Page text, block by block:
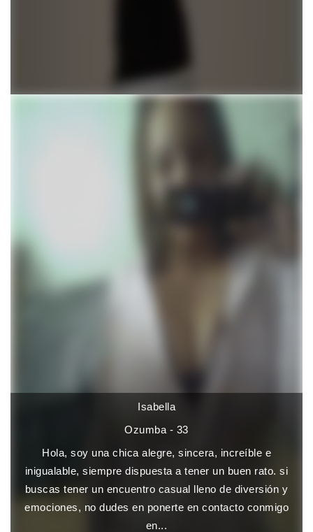
Isabella
Ozumba - 33
Hola, soy una chica alegre, sincera, increíble e
inigualable, siempre dispuesta a tener un buen rato. si
buscas tener un encuentro casual lleno de diversión y
emociones, no dudes en ponerte en contacto conmigo
en...